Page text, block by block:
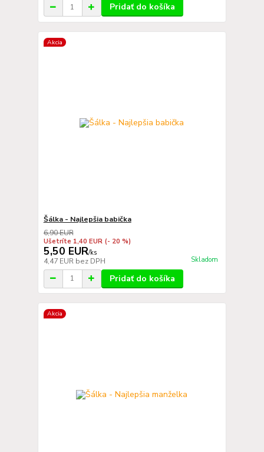
Pridať do košíka
Akcia
Šálka - Najlepšia babička
6,90 EUR
Ušetríte 1,40 EUR (- 20 %)
5,50 EUR/ks
4,47 EUR bez DPH Skladom
Pridať do košíka
Akcia